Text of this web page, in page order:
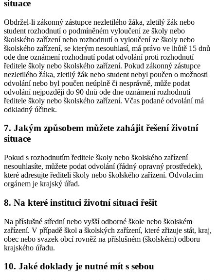
situace
Obdržel-li zákonný zástupce nezletilého žáka, zletilý žák nebo
student rozhodnutí o podmíněném vyloučení ze školy nebo
školského zařízení nebo rozhodnutí o vyloučení ze školy nebo
školského zařízení, se kterým nesouhlasí, má právo ve lhůtě 15 dnů
ode dne oznámení rozhodnutí podat odvolání proti rozhodnutí
ředitele školy nebo školského zařízení. Pokud zákonný zástupce
nezletilého žáka, zletilý žák nebo student nebyl poučen o možnosti
odvolání nebo byl poučen neúplně či nesprávně, může podat
odvolání nejpozději do 90 dnů ode dne oznámení rozhodnutí
ředitele školy nebo školského zařízení. Včas podané odvolání má
odkladný účinek.
7. Jakým způsobem můžete zahájit řešení životní
situace
Pokud s rozhodnutím ředitele školy nebo školského zařízení
nesouhlasíte, můžete podat odvolání (řádný opravný prostředek),
které adresujte řediteli školy nebo školského zařízení. Odvolacím
orgánem je krajský úřad.
8. Na které instituci životní situaci řešit
Na příslušné střední nebo vyšší odborné škole nebo školském
zařízení. V případě škol a školských zařízení, které zřizuje stát, kraj,
obec nebo svazek obcí rovněž na příslušném (školském) odboru
krajského úřadu.
10. Jaké doklady je nutné mít s sebou